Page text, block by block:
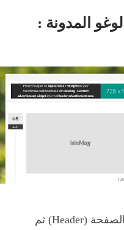
المدونة :
كما تلاحظون دخلنا على رأس الصفحة (Header) ثم